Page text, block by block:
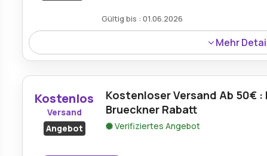
Gültig bis : 01.06.2026
Mehr
Parfuemerie-brueckner.com bietet bis zu 60% Rabatt
gültigen Gutschein während dieses Aktionszeitraums.
Kostenlos
Versand
Angebot
Kostenloser Versand Ab 50€ :
Brueckner Rabatt
Verifiziertes Angebot